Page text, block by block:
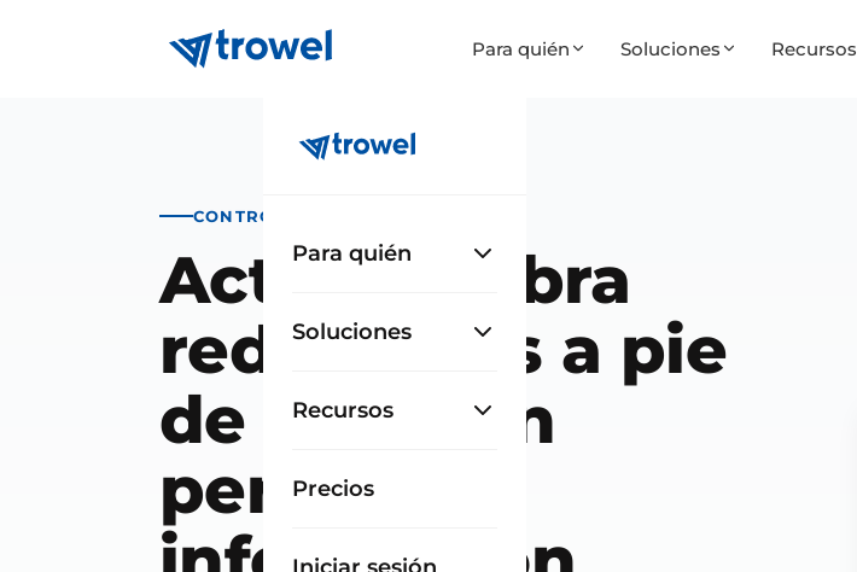
Para quién Soluciones Recursos
Para quién
Soluciones
Recursos
Precios
CONTROL DE CALIDAD
Actas de obra
redactadas a pie
de obra, sin
perder